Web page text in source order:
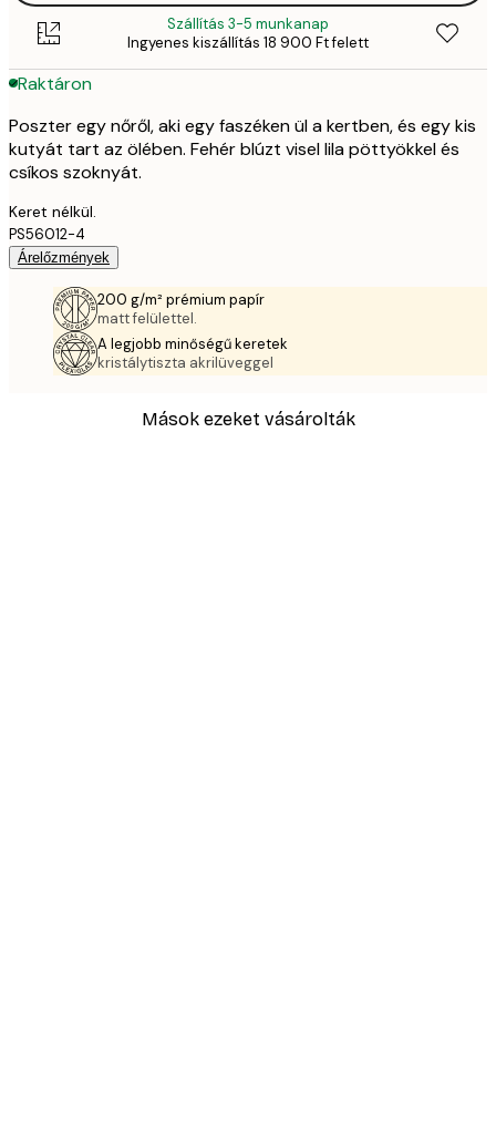
Szállítás 3-5 munkanap
Ingyenes kiszállítás 18 900 Ft felett
Raktáron
Poszter egy nőről, aki egy faszéken ül a kertben, és egy kis
kutyát tart az ölében. Fehér blúzt visel lila pöttyökkel és
csíkos szoknyát.
Keret nélkül.
PS56012-4
Árelőzmények
200 g/m² prémium papír
matt felülettel.
A legjobb minőségű keretek
kristálytiszta akrilüveggel
Mások ezeket vásárolták